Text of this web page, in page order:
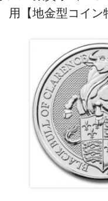
用【地金型コイン